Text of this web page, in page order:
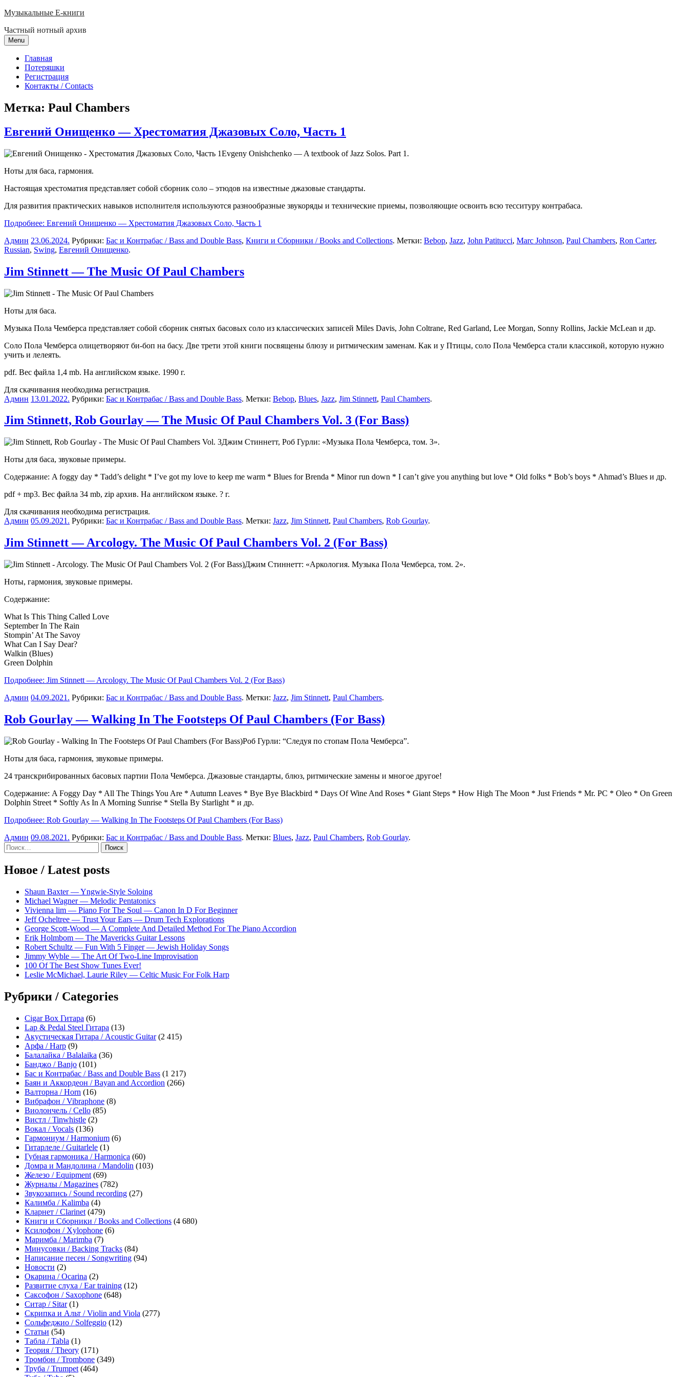
Skip
content
Музыкальные E-книги
Частный нотный архив
Menu
Главная
Потеряшки
Регистрация
Контакты / Contacts
Метка: Paul Chambers
Евгений Онищенко — Хрестоматия Джазовых Соло, Часть 1
Evgeny Onishchenko — A textbook of Jazz Solos. Part 1.
Ноты для баса, гармония.
Настоящая хрестоматия представляет собой сборник соло – этюдов на известные джазовые стандарты.
Для развития практических навыков исполнителя используются разнообразные звукоряды и технические приемы, позволяющие освоить всю тесситуру контрабаса.
Подробнее: Евгений Онищенко — Хрестоматия Джазовых Соло, Часть 1
Админ 23.06.2024. Рубрики: Бас и Контрабас / Bass and Double Bass, Книги и Сборники / Books and Collections. Метки: Bebop, Jazz, John Patitucci, Marc Johnson, Paul Chambers, Ron Carter,
Russian, Swing, Евгений Онищенко.
Jim Stinnett — The Music Of Paul Chambers
Ноты для баса.
Музыка Пола Чемберса представляет собой сборник снятых басовых соло из классических записей Miles Davis, John Coltrane, Red Garland, Lee Morgan, Sonny Rollins, Jackie McLean и др.
Соло Пола Чемберса олицетворяют би-боп на басу. Две трети этой книги посвящены блюзу и ритмическим заменам. Как и у Птицы, соло Пола Чемберса стали классикой, которую нужно
учить и лелеять.
pdf. Вес файла 1,4 mb. На английском языке. 1990 г.
Для скачивания необходима регистрация.
Админ 13.01.2022. Рубрики: Бас и Контрабас / Bass and Double Bass. Метки: Bebop, Blues, Jazz, Jim Stinnett, Paul Chambers.
Jim Stinnett, Rob Gourlay — The Music Of Paul Chambers Vol. 3 (For Bass)
Джим Стиннетт, Роб Гурли: «Музыка Пола Чемберса, том. 3».
Ноты для баса, звуковые примеры.
Содержание: A foggy day * Tadd’s delight * I’ve got my love to keep me warm * Blues for Brenda * Minor run down * I can’t give you anything but love * Old folks * Bob’s boys * Ahmad’s Blues и др.
pdf + mp3. Вес файла 34 mb, zip архив. На английском языке. ? г.
Для скачивания необходима регистрация.
Админ 05.09.2021 . Рубрики: Бас и Контрабас / Bass and Double Bass. Метки: Jazz, Jim Stinnett, Paul Chambers, Rob Gourlay.
Jim Stinnett — Arcology. The Music Of Paul Chambers Vol. 2 (For Bass)
Джим Стиннетт: «Аркология. Музыка Пола Чемберса, том. 2».
Ноты, гармония, звуковые примеры.
Содержание:
What Is This Thing Called Love
September In The Rain
Stompin’ At The Savoy
What Can I Say Dear?
Walkin (Blues)
Green Dolphin
Подробнее: Jim Stinnett — Arcology. The Music Of Paul Chambers Vol. 2 (For Bass)
Админ 04.09.2021 . Рубрики: Бас и Контрабас / Bass and Double Bass. Метки: Jazz, Jim Stinnett, Paul Chambers.
Rob Gourlay — Walking In The Footsteps Of Paul Chambers (For Bass)
Роб Гурли: “Следуя по стопам Пола Чемберса”.
Ноты для баса, гармония, звуковые примеры.
24 транскрибированных басовых партии Пола Чемберса. Джазовые стандарты, блюз, ритмические замены и многое другое!
Содержание: A Foggy Day * All The Things You Are * Autumn Leaves * Bye Bye Blackbird * Days Of Wine And Roses * Giant Steps * How High The Moon * Just Friends * Mr. PC * Oleo * On Green
Dolphin Street * Softly As In A Morning Sunrise * Stella By Starlight * и др.
Подробнее: Rob Gourlay — Walking In The Footsteps Of Paul Chambers (For Bass)
Админ 09.08.2021 . Рубрики: Бас и Контрабас / Bass and Double Bass. Метки: Blues, Jazz, Paul Chambers, Rob Gourlay.
Sidebar
Найти:
Новое / Latest posts
Shaun Baxter — Yngwie-Style Soloing
Michael Wagner — Melodic Pentatonics
Vivienna lim — Piano For The Soul — Canon In D For Beginner
Jeff Ocheltree — Trust Your Ears — Drum Tech Explorations
George Scott-Wood — A Complete And Detailed Method For The Piano Accordion
Erik Holmbom — The Mavericks Guitar Lessons
Robert Schultz — Fun With 5 Finger — Jewish Holiday Songs
Jimmy Wyble — The Art Of Two-Line Improvisation
100 Of The Best Show Tunes Ever!
Leslie McMichael, Laurie Riley — Celtic Music For Folk Harp
Рубрики / Categories
Cigar Box Гитара (6)
Lap & Pedal Steel Гитара (13)
Акустическая Гитара / Acoustic Guitar(2 415)
Арфа / Harp (9)
Балалайка / Balalaika (36)
Банджо / Banjo (101)
Бас и Контрабас / Bass and Double Bass (1 217)
Баян и Аккордеон / Bayan and Accordion (266)
Валторна / Horn (16)
Вибрафон / Vibraphone (8)
Виолончель / Cello (85)
Вистл / Tinwhistle (2)
Вокал / Vocals (136)
Гармониум / Harmonium (6)
Гитарлеле / Guitarlele (1)
Губная гармоника / Harmonica (60)
Домра и Мандолина / Mandolin (103)
Железо / Equipment (69)
Журналы / Magazines (782)
Звукозапись / Sound recording (27)
Калимба / Kalimba (4)
Кларнет / Clarinet (479)
Книги и Сборники / Books and Collections (4 680)
Ксилофон / Xylophone (6)
Маримба / Marimba (7)
Минусовки / Backing Tracks (84)
Написание песен / Songwriting (94)
Новости (2)
Окарина / Ocarina (2)
Развитие слуха / Ear training (12)
Саксофон / Saxophone (648)
Ситар / Sitar(1)
Скрипка и Альт / Violin and Viola (277)
Сольфеджио / Solfeggio (12)
Статьи (54)
Табла / Tabla (1)
Теория / Theory (171)
Тромбон / Trombone (349)
Труба / Trumpet (464)